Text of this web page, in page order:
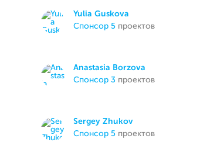
Yulia Guskova
спонсор 5 проектов
Anastasia Borzova
спонсор 3 проектов
Sergey Zhukov
спонсор 5 проектов